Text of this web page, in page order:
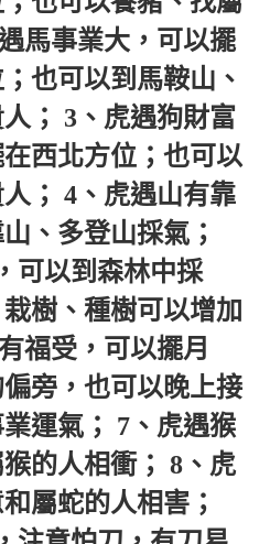
馬事業大，可以擺
也可以到馬鞍山、
； 3、虎遇狗財富
西北方位；也可以
； 4、虎遇山有靠
、多登山採氣；
可以到森林中採
樹、種樹可以增加
福受，可以擺月
旁，也可以晚上接
運氣； 7、虎遇猴
的人相衝； 8、虎
屬蛇的人相害；